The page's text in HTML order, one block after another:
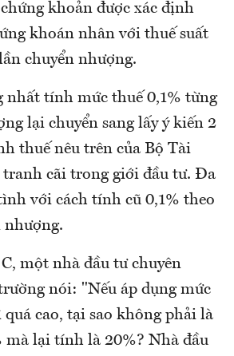
khoản được xác định
khoán nhân với thuế suất
chuyển nhượng.
nhất tính mức thuế 0,1% từng
lại chuyển sang lấy ý kiến 2
thuế nêu trên của Bộ Tài
tranh cãi trong giới đầu tư. Đa
với cách tính cũ 0,1% theo
nhượng.
một nhà đầu tư chuyên
nói: "Nếu áp dụng mức
cao, tại sao không phải là
mà lại tính là 20%? Nhà đầu